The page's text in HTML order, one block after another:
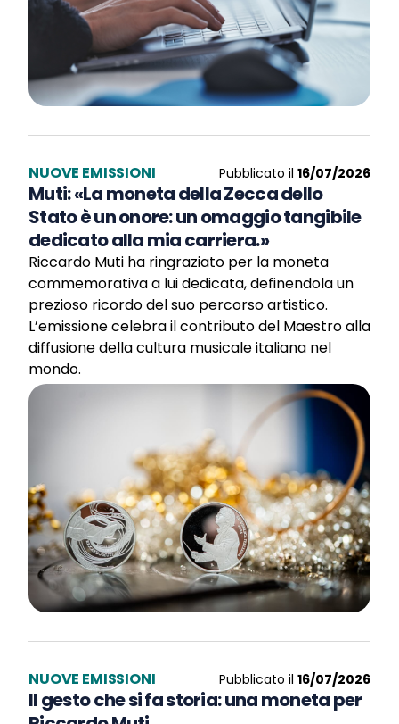
NUOVE EMISSIONI Pubblicato il 16/07/2026
Muti: «La moneta della Zecca dello
Stato è un onore: un omaggio tangibile
dedicato alla mia carriera.»
Riccardo Muti ha ringraziato per la moneta
commemorativa a lui dedicata, definendola un
prezioso ricordo del suo percorso artistico.
L’emissione celebra il contributo del Maestro alla
diffusione della cultura musicale italiana nel
mondo.
NUOVE EMISSIONI Pubblicato il 16/07/2026
Il gesto che si fa storia: una moneta per